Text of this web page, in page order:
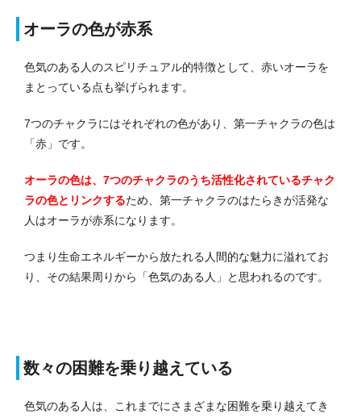
オーラの色が赤系
色気のある人のスピリチュアル的特徴として、赤いオーラを
まとっている点も挙げられます。
7つのチャクラにはそれぞれの色があり、第一チャクラの色は
「赤」です。
オーラの色は、7つのチャクラのうち活性化されているチャク
ラの色とリンクするため、第一チャクラのはたらきが活発な
人はオーラが赤系になります。
つまり生命エネルギーから放たれる人間的な魅力に溢れてお
り、その結果周りから「色気のある人」と思われるのです。
数々の困難を乗り越えている
色気のある人は、これまでにさまざまな困難を乗り越えてき